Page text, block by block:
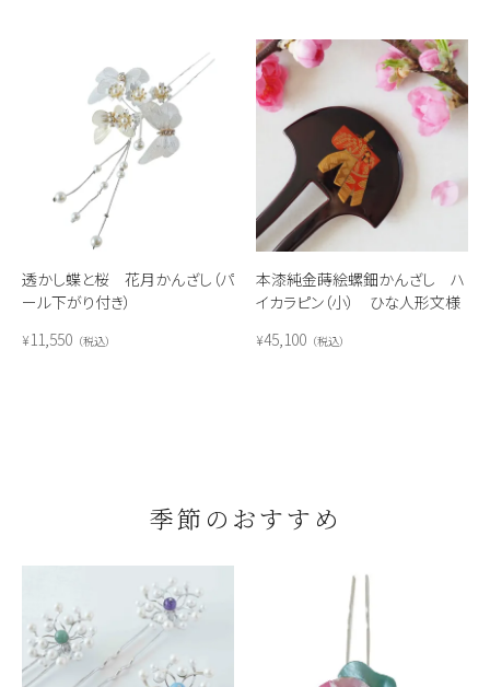
透かし蝶と桜 花月かんざし（パ
ール下がり付き）
¥11,550 税込
本漆純金蒔絵螺鈿かんざし ハ
イカラピン（小） ひな人形文様
¥45,100 税込
季節のおすすめ